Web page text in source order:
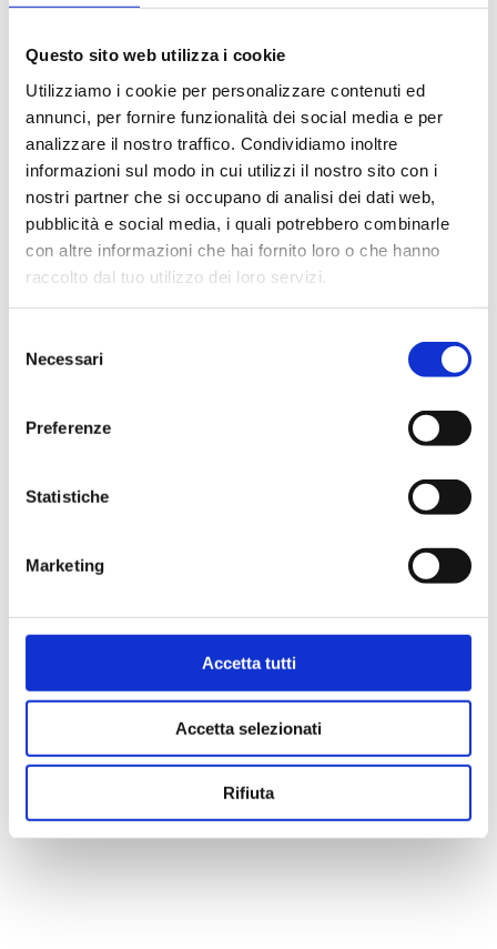
Questo sito web utilizza i cookie
Utilizziamo i cookie per personalizzare contenuti ed
annunci, per fornire funzionalità dei social media e per
analizzare il nostro traffico. Condividiamo inoltre
informazioni sul modo in cui utilizzi il nostro sito con i
nostri partner che si occupano di analisi dei dati web,
pubblicità e social media, i quali potrebbero combinarle
con altre informazioni che hai fornito loro o che hanno
raccolto dal tuo utilizzo dei loro servizi.
delNecessari
Preferenze
Statistiche
Marketing
Accetta tutti
Accetta selezionati
Rifiuta